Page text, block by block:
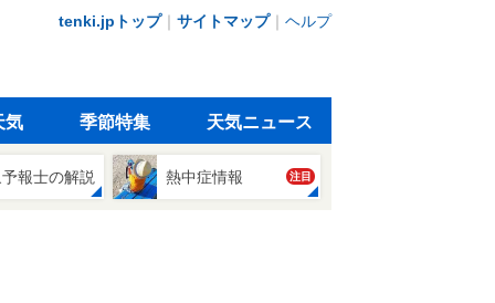
tenki.jpトップ｜ サイトマップ｜ ヘルプ
気 季節特集 天気ニュース
報士の解説 熱中症情報 注目